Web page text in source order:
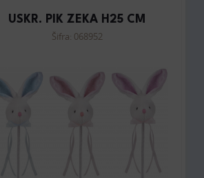
USKR. PIK ZEKA H25 CM
Šifra: 068952